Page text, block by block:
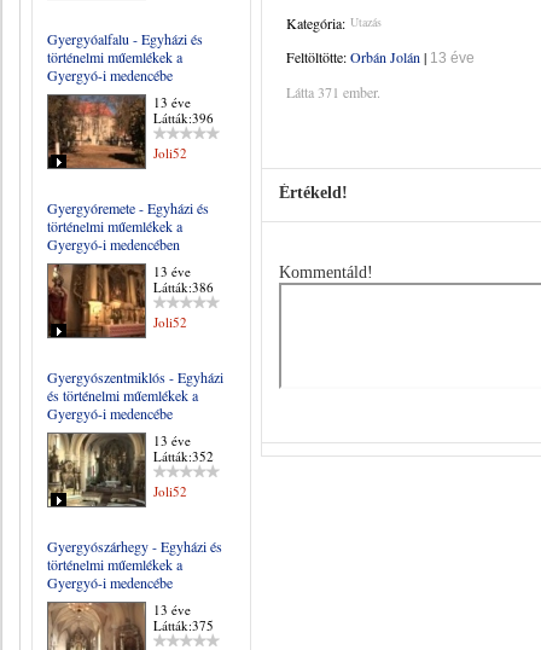
Gyergyóalfalu - Egyházi és
történelmi műemlékek a
Gyergyó-i medencébe
13 éve
Látták:396
Joli52
Gyergyóremete - Egyházi és
történelmi műemlékek a
Gyergyó-i medencében
13 éve
Látták:386
Joli52
Gyergyószentmiklós - Egyházi
és történelmi műemlékek a
Gyergyó-i medencébe
13 éve
Látták:352
Joli52
Gyergyószárhegy - Egyházi és
történelmi műemlékek a
Gyergyó-i medencébe
13 éve
Látták:375
Kategória: Utazás
Feltöltötte:Orbán Jolán | 13 éve
Látta 371 ember.
Értékeld!
Kommentáld!